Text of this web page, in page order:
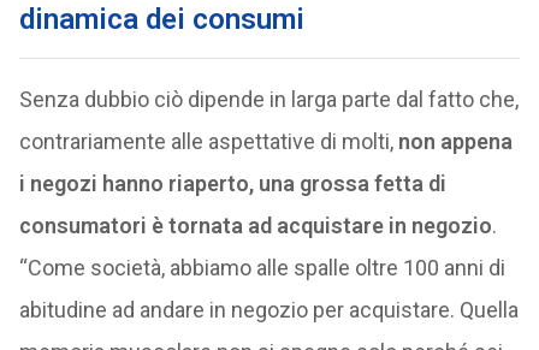
dinamica dei consumi
Senza dubbio ciò dipende in larga parte dal fatto che,
contrariamente alle aspettative di molti, non appena
i negozi hanno riaperto, una grossa fetta di
consumatori è tornata ad acquistare in negozio.
“Come società, abbiamo alle spalle oltre 100 anni di
abitudine ad andare in negozio per acquistare. Quella